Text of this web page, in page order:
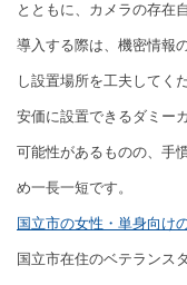
とともに、カメラの存在
導入する際は、機密情報
し設置場所を工夫してく
安価に設置できるダミー
可能性があるものの、手
め一長一短です。
国立市の女性・単身向け
国立市在住のベテランス